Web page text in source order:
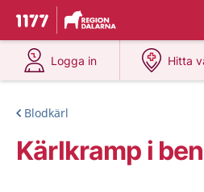
Till startsidan för 1177
Du har valt region
Logga in
på 1177.se
Hitta
på
Blodkärl
Kärlkramp i